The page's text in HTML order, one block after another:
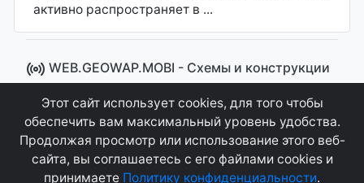
активно распространяет в ...
WEB.GEOWAP.MOBI - Cхемы и конструкции
© 2008 - 2021
Сайт управляется системой "MKateCMS" от Ray
Icemont.
Соглашение Конфиденциальность
Этот сайт использует cookies, для того чтобы
обеспечить вам максимальный уровень удобства.
Продолжая просмотр или использование этого веб-
сайта, вы соглашаетесь с его файлами cookies и
принимаете Политику конфиденциальности.